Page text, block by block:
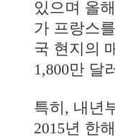
있으며 올
가 프랑스
국 현지의
1,800만 달
특히, 내년
2015년 한